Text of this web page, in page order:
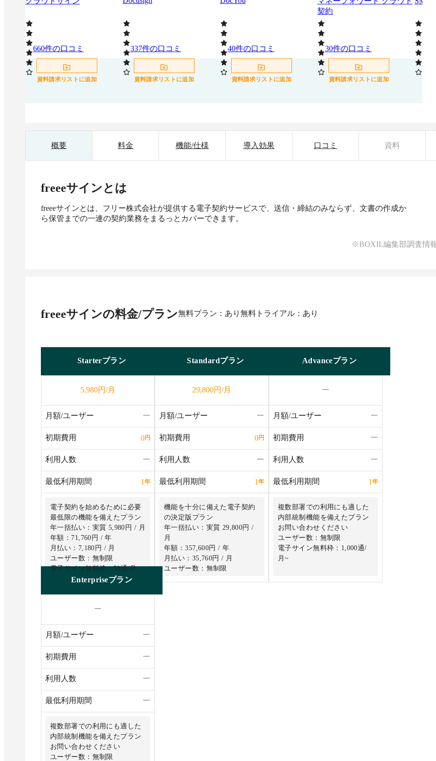
660件の口コミ
資料請求リストに追加
337件の口コミ
資料請求リストに追加
40件の口コミ
資料請求リストに追加
契約
30件の口コミ
資料請求リストに追加
概要 料金 機能/仕様 導入効果 口コミ 資料
freeeサイン とは
freeeサインとは、フリー株式会社が提供する電子契約サービスで、送信・締結のみならず、文書の作成か
ら保管までの一連の契約業務をまるっとカバーできます。
※BOXIL編集部調査情
freeeサインの料金/プラン無料プラン：あり 無料トライアル：あり
Starterプラン
5,980円/月
月額/ユーザー ー
初期費用 0円
利用人数 ー
最低利用期間 1 年
電子契約を始めるために必要
最低限の機能を備えたプラン
年一括払い：実質 5,980円 / 月
年額：71,760円 / 年
月払い：7,180円 / 月
ユーザー数：無制限
電子サイン無料枠：50通/月
Standardプラン
29,800円/月
月額/ユーザー ー
初期費用 0円
利用人数 ー
最低利用期間 1 年
機能を十分に備えた電子契約
の決定版プラン
年一括払い：実質 29,800円 /
月
年額：357,600円 / 年
月払い：35,760円 / 月
ユーザー数：無制限
Advanceプラン
ー
月額/ユーザー ー
初期費用 ー
利用人数 ー
最低利用期間 1 年
複数部署での利用にも適した
内部統制機能を備えたプラン
お問い合わせください
ユーザー数：無制限
電子サイン無料枠：1,000通/
月~
Enterpriseプラン
ー
月額/ユーザー ー
初期費用 ー
利用人数 ー
最低利用期間 ー
複数部署での利用にも適した
内部統制機能を備えたプラン
お問い合わせください
ユーザー数：無制限